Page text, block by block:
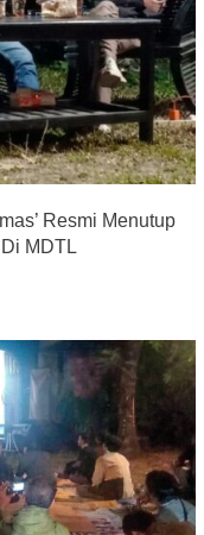
Resmi Menutup
MDTL